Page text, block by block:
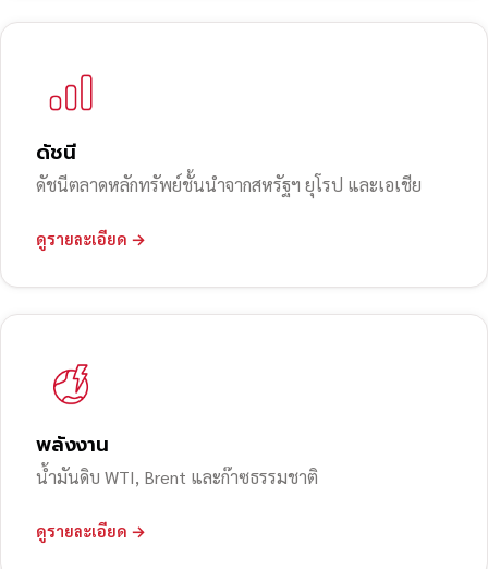
ดัชนี
ดัชนีตลาดหลักทรัพย์ชั้นนำจากสหรัฐฯ ยุโรป และเอเชีย
ดูรายละเอียด →
พลังงาน
น้ำมันดิบ WTI, Brent และก๊าซธรรมชาติ
ดูรายละเอียด →